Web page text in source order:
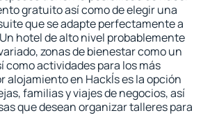
gratuito así como de elegir una
que se adapte perfectamente a
hotel de alto nivel probablemente
zonas de bienestar como un
como actividades para los más
alojamiento en Hackĺs es la opción
familias y viajes de negocios, así
que desean organizar talleres para